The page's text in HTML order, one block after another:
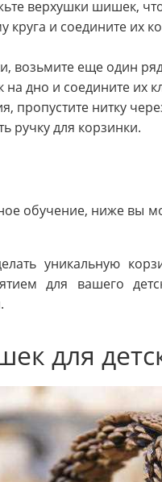
верхушки шишек,
и соедините их
возьмите еще один
дно и соедините их
пропустите нитку
ручку для корзинки.
обучение, ниже вы
уникальную
для вашего
для